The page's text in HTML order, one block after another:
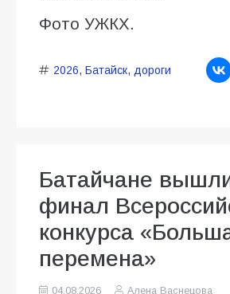
Фото УЖКХ.
2026, Батайск, дороги
Батайчане
финал
конкурса
перемена»
04.08.2026
Алена Васнецова